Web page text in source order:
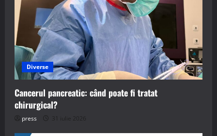
Diverse
Cancerul pancreatic: când poate fi tratat
chirurgical?
press 31 iulie 2026